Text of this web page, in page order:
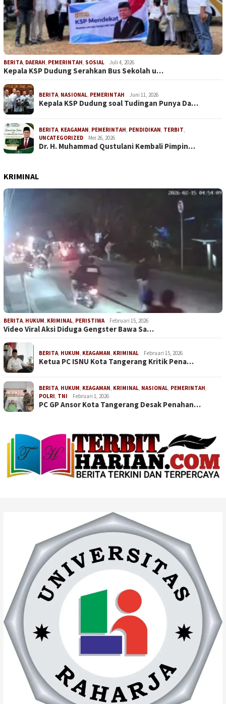
BERITA, DAERAH, PEMERINTAH, SOSIAL Juli 4, 2026
Kepala KSP Dudung Serahkan Bus Sekolah u…
BERITA, NASIONAL, PEMERINTAH Juni 11, 2026
Kepala KSP Dudung soal Tudingan Punya Da…
BERITA, KEAGAMAN, PEMERINTAH, PENDIDIKAN, TERBIT,
UNCATEGORIZED
Mei 26, 2026
Dr. H. Muhammad Qustulani Kembali Pimpin…
KRIMINAL
BERITA, HUKUM, KRIMINAL, PERISTIWA Februari 15, 2026
Video Viral Aksi Diduga Gengster Bawa Sa…
BERITA, HUKUM, KEAGAMAN, KRIMINAL Februari 15, 2026
Ketua PC ISNU Kota Tangerang Kritik Pena…
BERITA, HUKUM, KEAGAMAN, KRIMINAL, NASIONAL, PEMERINTAH,
POLRI, TNI Februari 1, 2026
PC GP Ansor Kota Tangerang Desak Penahan…